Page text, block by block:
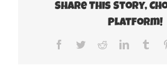
Share This Story,
Platform!
Facebook
TwitterRedditLinkedIn